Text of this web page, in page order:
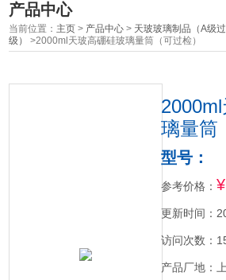
产品中心
当前位置： 主页 > 产品中心 > 天玻玻璃制品（A级过
级）
>2000ml天玻高硼硅玻璃量筒（可过检）
璃量筒
型号：
参考价格：
更新时间：
访问次数：
产品厂地：